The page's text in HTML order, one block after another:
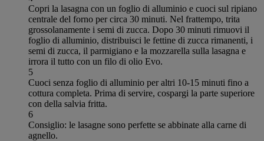
Copri la lasagna con un foglio di alluminio e cuoci sul ripiano
centrale del forno per circa 30 minuti. Nel frattempo, trita
grossolanamente i semi di zucca. Dopo 30 minuti rimuovi il
foglio di alluminio, distribuisci le fettine di zucca rimanenti, i
semi di zucca, il parmigiano e la mozzarella sulla lasagna e
irrora il tutto con un filo di olio Evo.
5
Cuoci senza foglio di alluminio per altri 10-15 minuti fino a
cottura completa. Prima di servire, cospargi la parte superiore
con della salvia fritta.
6
Consiglio: le lasagne sono perfette se abbinate alla carne di
agnello.